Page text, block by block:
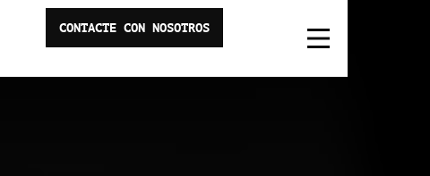
CONTACTE CON NOSOTROS